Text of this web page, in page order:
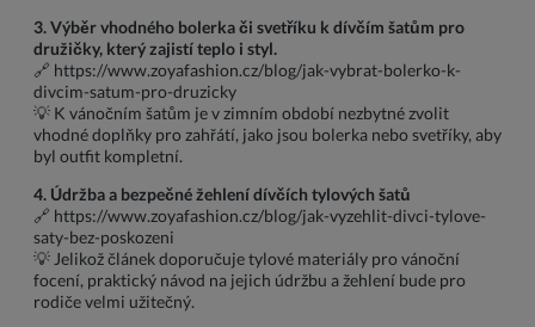
3. Výběr vhodného bolerka či svetříku k dívčím šatům pro
družičky, který zajistí teplo i styl.
🔗 https://www.zoyafashion.cz/blog/jak-vybrat-bolerko-k-
divcim-satum-pro-druzicky
💡 K vánočním šatům je v zimním období nezbytné zvolit
vhodné doplňky pro zahřátí, jako jsou bolerka nebo svetříky, aby
byl outfit kompletní.
4. Údržba a bezpečné žehlení dívčích tylových šatů
🔗 https://www.zoyafashion.cz/blog/jak-vyzehlit-divci-tylove-
saty-bez-poskozeni
💡 Jelikož článek doporučuje tylové materiály pro vánoční
focení, praktický návod na jejich údržbu a žehlení bude pro
rodiče velmi užitečný.